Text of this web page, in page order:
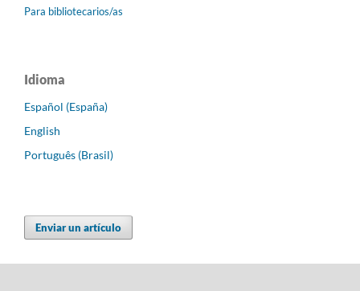
Para bibliotecarios/as
Idioma
Español (España)
English
Português (Brasil)
Enviar un artículo